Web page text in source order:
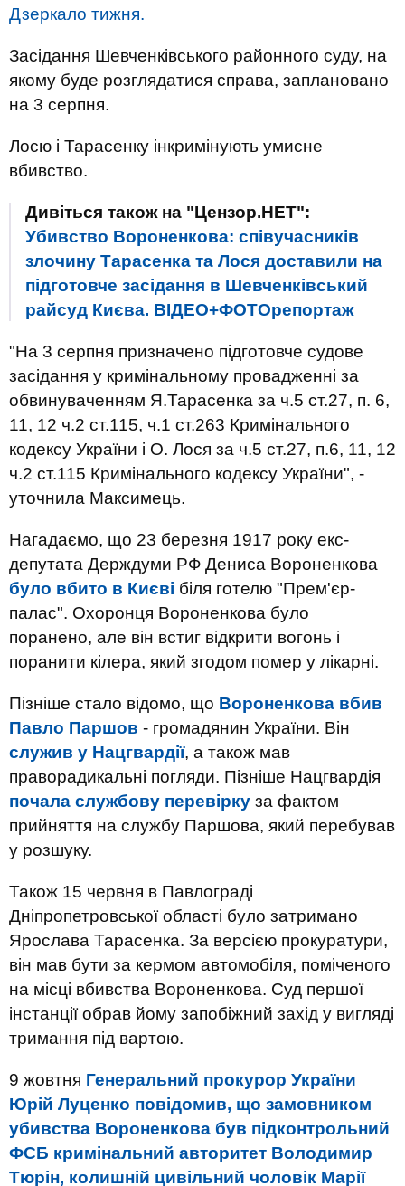
Дзеркало тижня.
Засідання Шевченківського районного суду, на
якому буде розглядатися справа, заплановано
на 3 серпня.
Лосю і Тарасенку інкримінують умисне
вбивство.
Дивіться також на "Цензор.НЕТ":
Убивство Вороненкова: співучасників
злочину Тарасенка та Лося доставили на
підготовче засідання в Шевченківський
райсуд Києва. ВІДЕО+ФОТОрепортаж
"На 3 серпня призначено підготовче судове
засідання у кримінальному провадженні за
обвинуваченням Я.Тарасенка за ч.5 ст.27, п. 6,
11, 12 ч.2 ст.115, ч.1 ст.263 Кримінального
кодексу України і О. Лося за ч.5 ст.27, п.6, 11, 12
ч.2 ст.115 Кримінального кодексу України", -
уточнила Максимець.
Нагадаємо, що 23 березня 1917 року екс-
депутата Держдуми РФ Дениса Вороненкова
було вбито в Києві біля готелю "Прем'єр-
палас". Охоронця Вороненкова було
поранено, але він встиг відкрити вогонь і
поранити кілера, який згодом помер у лікарні.
Пізніше стало відомо, що Вороненкова вбив
Павло Паршов - громадянин України. Він
служив у Нацгвардії, а також мав
праворадикальні погляди. Пізніше Нацгвардія
почала службову перевірку за фактом
прийняття на службу Паршова, який перебував
у розшуку.
Також 15 червня в Павлограді
Дніпропетровської області було затримано
Ярослава Тарасенка. За версією прокуратури,
він мав бути за кермом автомобіля, поміченого
на місці вбивства Вороненкова. Суд першої
інстанції обрав йому запобіжний захід у вигляді
тримання під вартою.
9 жовтня Генеральний прокурор України
Юрій Луценко повідомив, що замовником
убивства Вороненкова був підконтрольний
ФСБ кримінальний авторитет Володимир
Тюрін, колишній цивільний чоловік Марії